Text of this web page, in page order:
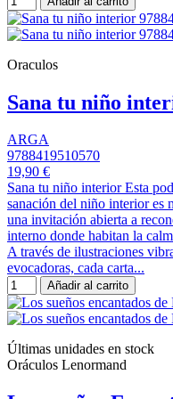
Oraculos
Sana tu niño
ARGA
9788419510570
19,90 €
Sana tu niño interior Esta
sanación del niño interior es
una invitación abierta a
interno donde habitan la
A través de ilustraciones
evocadoras, cada carta...
Añadir al carrito
Últimas unidades en stock
Oráculos Lenormand